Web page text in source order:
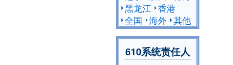
黑龙江 香港
全国 海外 其他
610系统责任人